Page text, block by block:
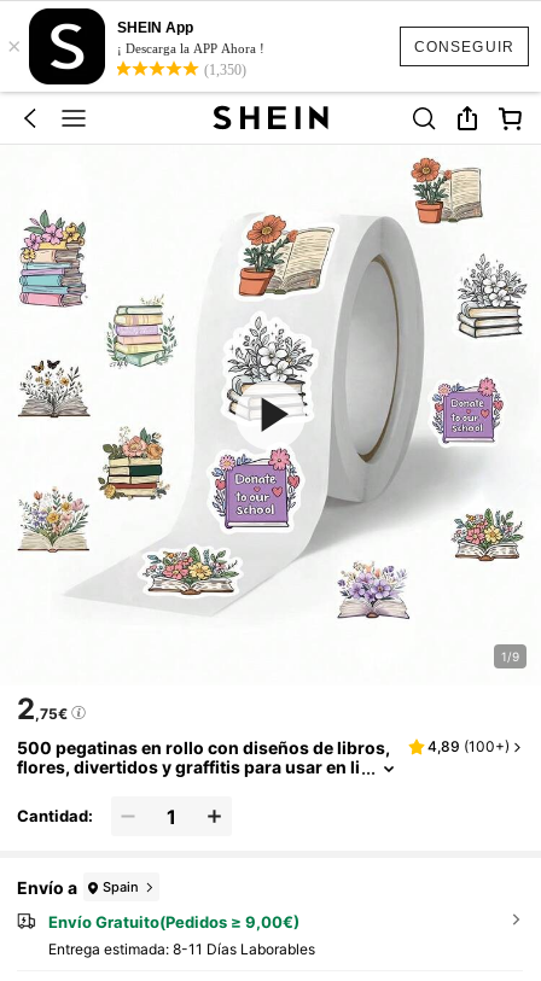
CONSEGUIR
×
SHEIN App
¡ Descarga la APP Ahora !
(1,350)
1/9
2,75€
500 pegatinas en rollo con diseños de libros,
flores, divertidos y graffitis para usar en li
tinetas, diarios, cuadernos, teléfonos, tazas,
guitarras, equipaje, computadoras, refrigerad
4,89 (100+)
Cantidad:
Envío a Spain
Envío Gratuito(Pedidos ≥ 9,00€)
Entrega estimada: 8-11 Días Laborables